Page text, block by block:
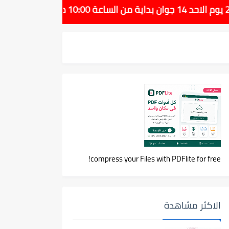
compress your Files with PDFlite for free!
الاكثر مشاهدة